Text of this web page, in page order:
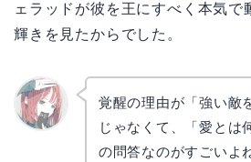
ェラッドが彼を王にすべく本気で
輝きを見たからでした。
覚醒の理由が「強い敵
じゃなくて、「愛とは
の問答なのがすごいよ